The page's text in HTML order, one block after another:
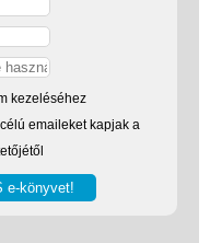
kezeléséhez
emaileket kapjak a